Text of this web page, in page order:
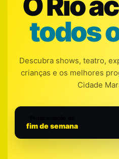
todos
Descubra shows, teatro,
crianças e os melhores
Cidade
fim de semana